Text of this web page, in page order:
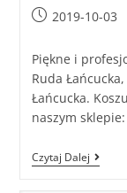
2019-10-03
Piękne i
Ruda
Łańcucka.
naszym
Czytaj Dalej